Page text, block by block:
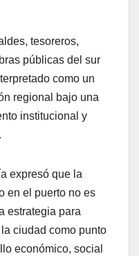
tesoreros,
públicas del sur
como un
regional bajo una
institucional y
expresó que la
en el puerto no es
estrategia para
ciudad como punto
económico, social